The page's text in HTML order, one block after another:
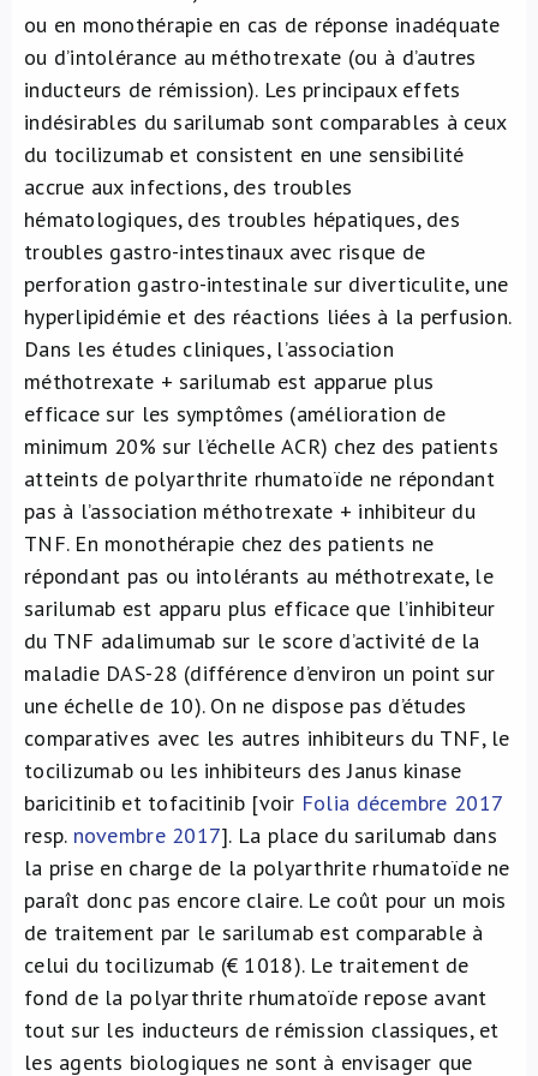
ou en monothérapie en cas de réponse inadéquate
ou d’intolérance au méthotrexate (ou à d’autres
inducteurs de rémission). Les principaux effets
indésirables du sarilumab sont comparables à ceux
du tocilizumab et consistent en une sensibilité
accrue aux infections, des troubles
hématologiques, des troubles hépatiques, des
troubles gastro-intestinaux avec risque de
perforation gastro-intestinale sur diverticulite, une
hyperlipidémie et des réactions liées à la perfusion.
Dans les études cliniques, l’association
méthotrexate + sarilumab est apparue plus
efficace sur les symptômes (amélioration de
minimum 20% sur l’échelle ACR) chez des patients
atteints de polyarthrite rhumatoïde ne répondant
pas à l’association méthotrexate + inhibiteur du
TNF. En monothérapie chez des patients ne
répondant pas ou intolérants au méthotrexate, le
sarilumab est apparu plus efficace que l’inhibiteur
du TNF adalimumab sur le score d’activité de la
maladie DAS-28 (différence d’environ un point sur
une échelle de 10). On ne dispose pas d’études
comparatives avec les autres inhibiteurs du TNF, le
tocilizumab ou les inhibiteurs des Janus kinase
baricitinib et tofacitinib [voir Folia décembre 2017
resp. novembre 2017]. La place du sarilumab dans
la prise en charge de la polyarthrite rhumatoïde ne
paraît donc pas encore claire. Le coût pour un mois
de traitement par le sarilumab est comparable à
celui du tocilizumab (€ 1018). Le traitement de
fond de la polyarthrite rhumatoïde repose avant
tout sur les inducteurs de rémission classiques, et
les agents biologiques ne sont à envisager que